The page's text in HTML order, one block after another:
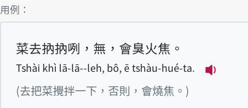
第1項釋義的
用例：
菜去抐抐咧，無，會臭火焦。
Tshài khì lā-lā--leh, bô, ē tshàu-hué-ta.
(去把菜攪拌一下，否則，會燒焦。)